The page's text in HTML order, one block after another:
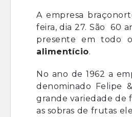
A empresa
feira, dia 27. São 60
presente em todo
alimentício.
No ano de 1962 a
denominado Felipe
grande variedade de
as sobras de frutas